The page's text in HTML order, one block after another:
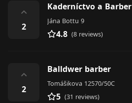
⌃
2
Jána Bottu 9
4.8 (8 reviews)
⌃
2
Balldwer barber
Tomášikova 12570/50C
5 (31 reviews)